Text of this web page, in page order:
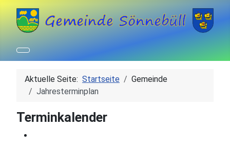
Aktuelle Seite: Startseite
Gemeinde
Jahresterminplan
Terminkalender